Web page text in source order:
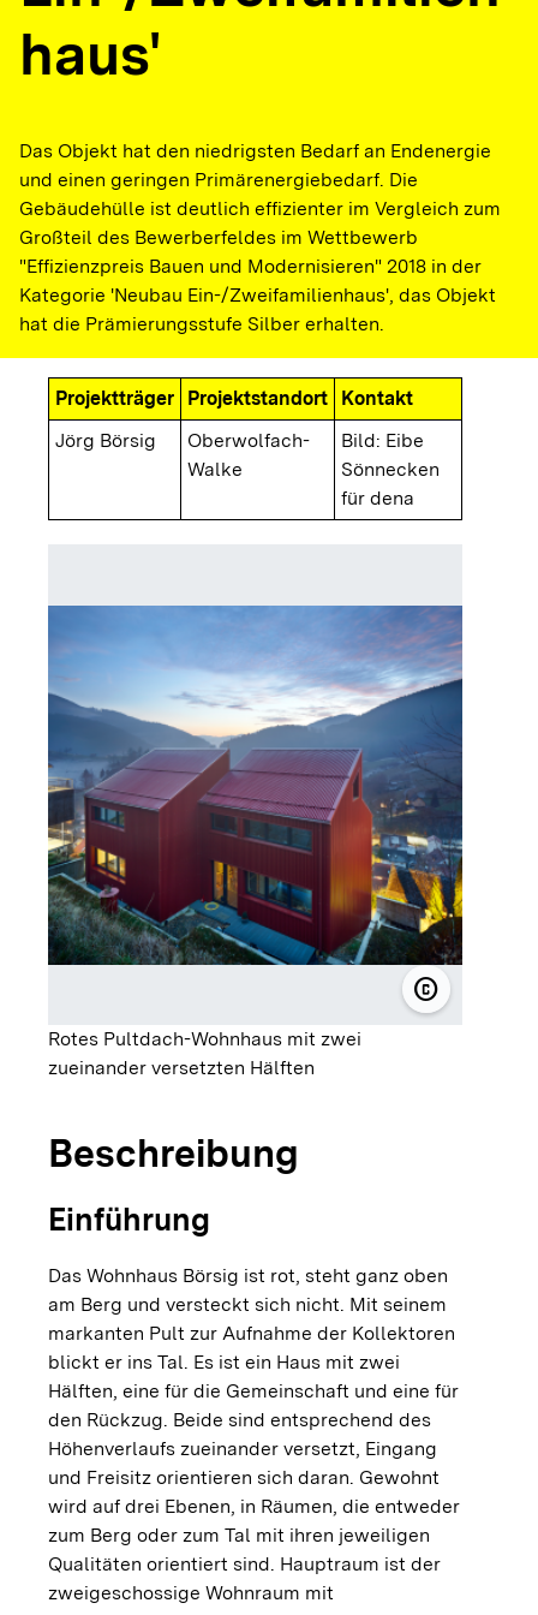
haus'
Das Objekt hat den niedrigsten Bedarf an Endenergie
und einen geringen Primärenergiebedarf. Die
Gebäudehülle ist deutlich effizienter im Vergleich zum
Großteil des Bewerberfeldes im Wettbewerb
"Effizienzpreis Bauen und Modernisieren" 2018 in der
Kategorie 'Neubau Ein-/Zweifamilienhaus', das Objekt
hat die Prämierungsstufe Silber erhalten.
Projektträger Projektstandort
Kontakt
Jörg Börsig
Oberwolfach-
Walke
Bild: Eibe
Sönnecken
für dena
copyright© Eibe
Rotes Pultdach-Wohnhaus mit zwei
zueinander versetzten Hälften
Beschreibung
Einführung
Das Wohnhaus Börsig ist rot, steht ganz oben
am Berg und versteckt sich nicht. Mit seinem
markanten Pult zur Aufnahme der Kollektoren
blickt er ins Tal. Es ist ein Haus mit zwei
Hälften, eine für die Gemeinschaft und eine für
den Rückzug. Beide sind entsprechend des
Höhenverlaufs zueinander versetzt, Eingang
und Freisitz orientieren sich daran. Gewohnt
wird auf drei Ebenen, in Räumen, die entweder
zum Berg oder zum Tal mit ihren jeweiligen
Qualitäten orientiert sind. Hauptraum ist der
zweigeschossige Wohnraum mit